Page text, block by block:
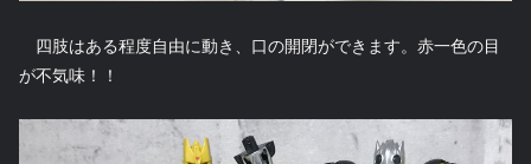
四肢はある程度自由に動き、口の開閉ができます。赤一色の目
が不気味！！